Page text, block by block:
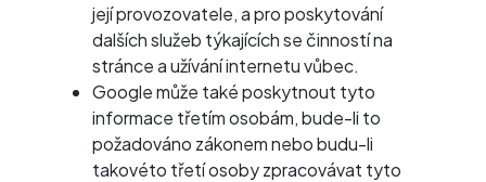
její provozovatele, a pro poskytování
dalších služeb týkajících se činností na
stránce a užívání internetu vůbec.
Google může také poskytnout tyto
informace třetím osobám, bude-li to
požadováno zákonem nebo budu-li
takovéto třetí osoby zpracovávat tyto